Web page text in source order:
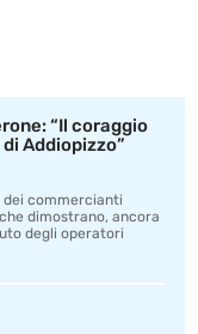
“Il coraggio
Addiopizzo”
dei commercianti
dimostrano, ancora
degli operatori